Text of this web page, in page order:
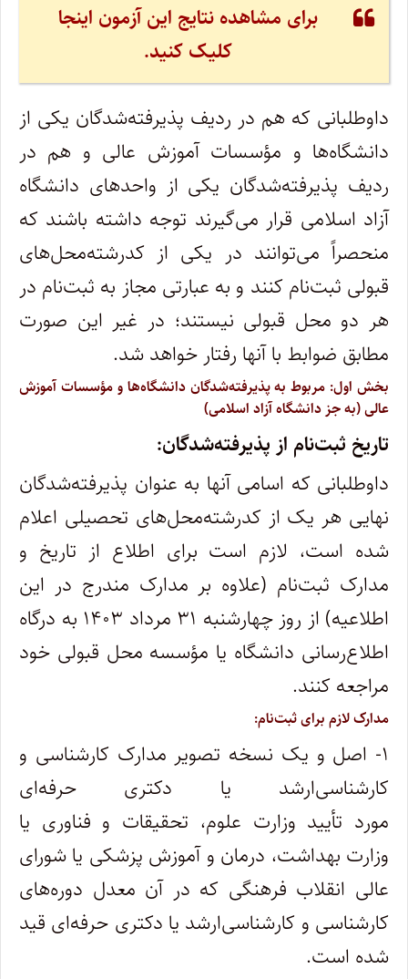
برای مشاهده نتایج این آزمون اینجا
کلیک کنید.
داوطلبانی که هم در ردیف پذیرفته‌شدگان یکی از
دانشگاه‌ها و مؤسسات آموزش عالی و هم در
ردیف پذیرفته‌شدگان یکی از واحدهای دانشگاه
آزاد اسلامی قرار می‌گیرند توجه داشته باشند که
منحصراً می‌توانند در یکی از کدرشته‌محل‌های
قبولی ثبت‌نام کنند و به عبارتی مجاز به ثبت‌نام در
هر دو محل قبولی نیستند؛ در غیر این صورت
مطابق ضوابط با آنها رفتار خواهد شد.
بخش اول: مربوط به پذیرفته‌شدگان دانشگاه‌ها و مؤسسات آموزش
عالی (به جز دانشگاه آزاد اسلامی)
تاریخ ثبت‌نام از پذیرفته‌شدگان:
داوطلبانی که اسامی آنها به‌ عنوان‌ پذیرفته‌شدگان‌
نهایی‌ هر یک‌ از کدرشته‌محل‌های‌ تحصیلی اعلام‌
شده‌ است‌، لازم است برای اطلاع از تاریخ و
مدارک ثبت‌نام (علاوه بر مدارک مندرج در این
اطلاعیه) از روز چهارشنبه ۳۱ مرداد ۱۴۰۳ به درگاه
اطلاع‌رسانی دانشگاه یا مؤسسه محل قبولی خود
مراجعه کنند.
مدارک لازم‌ برای‌ ثبت‌نام‌:
۱- اصل و یک نسخه تصویر مدارک کارشناسی و
کارشناسی‌ارشد یا دکتری حرفه‌ای
مورد تأیید وزارت‌ علوم، تحقیقات‌ و فناوری یا
وزارت‌ بهداشت‌، درمان‌ و آموزش‌ پزشکی‌ یا شورای
عالی انقلاب‌ فرهنگی‌ که‌ در آن‌ معدل‌ دوره‌های‌
کارشناسی‌ و کارشناسی‌ارشد یا دکتری حرفه‌ای قید
شده‌ است.